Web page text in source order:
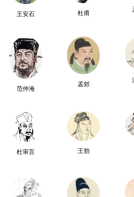
王安石 杜甫
范仲淹
孟郊
杜审言 王勃